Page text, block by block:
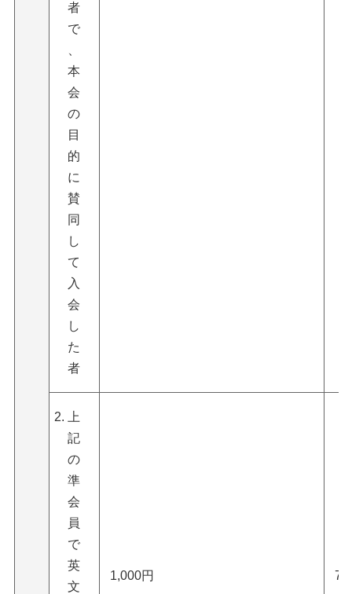
者
で
本
会
の
目
的
に
賛
同
し
て
入
会
し
た
者
上
記
の
準
会
員
で
英
文
1,000円